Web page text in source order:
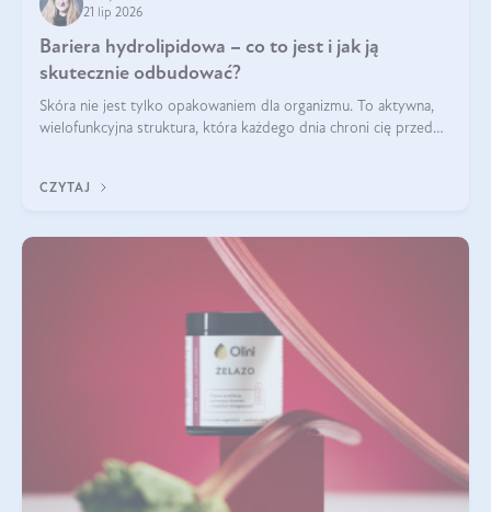
21 lip 2026
Bariera hydrolipidowa – co to jest i jak ją
skutecznie odbudować?
Skóra nie jest tylko opakowaniem dla organizmu. To aktywna,
wielofunkcyjna struktura, która każdego dnia chroni cię przed
bariera hydrolipidowa.
CZYTAJ